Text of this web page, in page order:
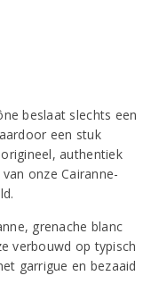
beslaat slechts een
een stuk
authentiek
onze Cairanne-
grenache blanc
verbouwd op typisch
garrigue en bezaaid